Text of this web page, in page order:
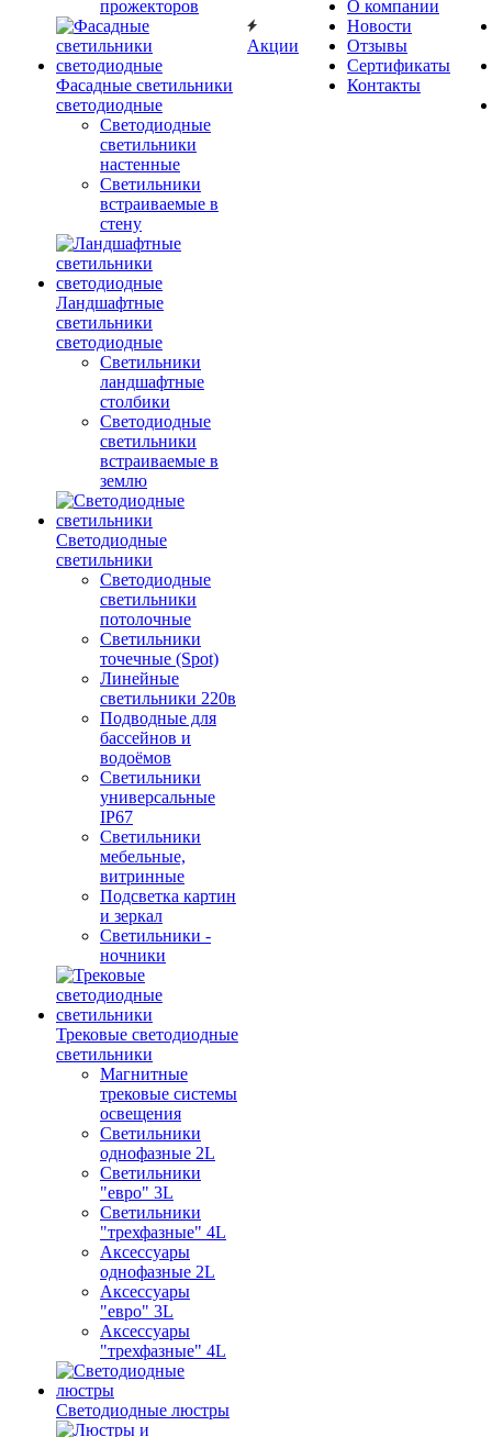
прожекторов
Фасадные светильники
светодиодные
Светодиодные
светильники
настенные
Светильники
встраиваемые в
стену
Ландшафтные
светильники
светодиодные
Светильники
ландшафтные
столбики
Светодиодные
светильники
встраиваемые в
землю
Светодиодные
светильники
Светодиодные
светильники
потолочные
Светильники
точечные (Spot)
Линейные
светильники 220в
Подводные для
бассейнов и
водоёмов
Светильники
универсальные
IP67
Светильники
мебельные,
витринные
Подсветка картин
и зеркал
Светильники -
ночники
Трековые светодиодные
светильники
Магнитные
трековые системы
освещения
Светильники
однофазные 2L
Светильники
"евро" 3L
Светильники
"трехфазные" 4L
Аксессуары
однофазные 2L
Аксессуары
"евро" 3L
Аксессуары
"трехфазные" 4L
Светодиодные люстры
Акции
О компании
Новости
Отзывы
Сертификаты
Контакты